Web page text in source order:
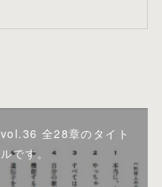
vol.36 全28章のタイト
ルです。